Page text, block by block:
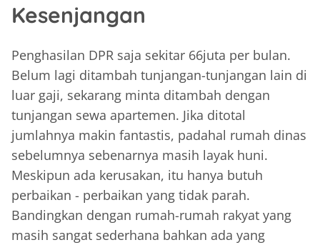
Kesenjangan
Penghasilan DPR saja sekitar 66juta per bulan.
Belum lagi ditambah tunjangan-tunjangan lain di
luar gaji, sekarang minta ditambah dengan
tunjangan sewa apartemen. Jika ditotal
jumlahnya makin fantastis, padahal rumah dinas
sebelumnya sebenarnya masih layak huni.
Meskipun ada kerusakan, itu hanya butuh
perbaikan - perbaikan yang tidak parah.
Bandingkan dengan rumah-rumah rakyat yang
masih sangat sederhana bahkan ada yang